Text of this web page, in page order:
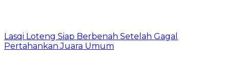
Lasqi Loteng Siap Berbenah Setelah Gagal
Pertahankan Juara Umum